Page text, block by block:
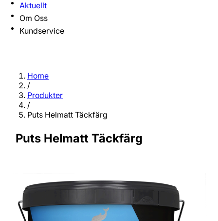
Aktuellt
Om Oss
Kundservice
Home
/
Produkter
/
Puts Helmatt Täckfärg
Puts Helmatt Täckfärg